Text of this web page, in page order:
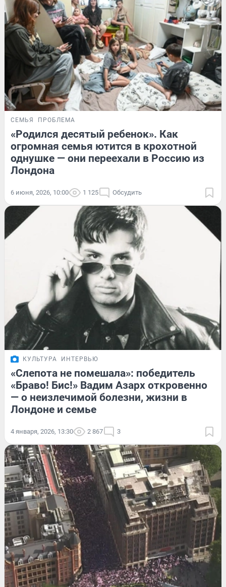
СЕМЬЯ ПРОБЛЕМА
«Родился десятый ребенок». Как
огромная семья ютится в крохотной
однушке — они переехали в Россию из
Лондона
6 июня, 2026, 10:00 1 125 Обсудить
КУЛЬТУРА ИНТЕРВЬЮ
«Слепота не помешала»: победитель
«Браво! Бис!» Вадим Азарх откровенно
— о неизлечимой болезни, жизни в
Лондоне и семье
4 января, 2026, 13:30 2 867 3